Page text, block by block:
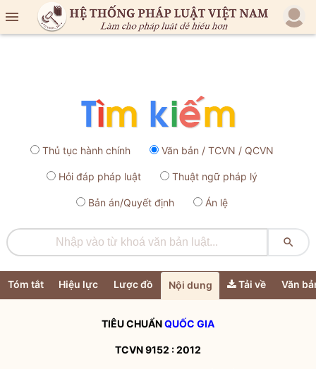

Thủ tục hành chính Văn bản / TCVN / QCVN
Hỏi đáp pháp luật Thuật ngữ pháp lý
Bản án/Quyết định Án lệ

Tóm tắt Hiệu lực Lược đồ Nội dung Tải về Văn
TIÊU CHUẨNQUỐC GIA
TCVN 9152 : 2012